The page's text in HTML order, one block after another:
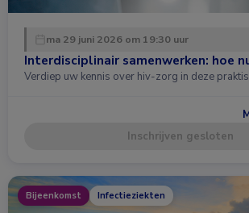
ma 29 juni 2026 om 19:30 uur
Interdisciplinair samenwerken: hoe
Verdiep uw kennis over hiv-zorg in deze
Inschrijven gesloten
Bijeenkomst Infectieziekten